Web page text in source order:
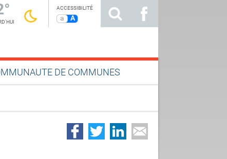
ACCESSIBILITÉ
a A
DE COMMUNES